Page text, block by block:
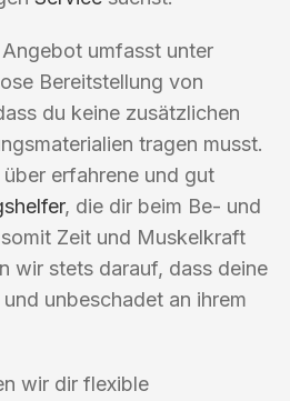
umfasst unter
Bereitstellung von
du keine zusätzlichen
tragen musst.
erfahrene und gut
, die dir beim Be- und
Zeit und Muskelkraft
wir stets darauf, dass deine
unbeschadet an ihrem
wir dir flexible